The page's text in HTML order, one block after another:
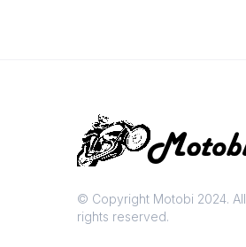
© Copyright Motobi 2024. All
rights reserved.